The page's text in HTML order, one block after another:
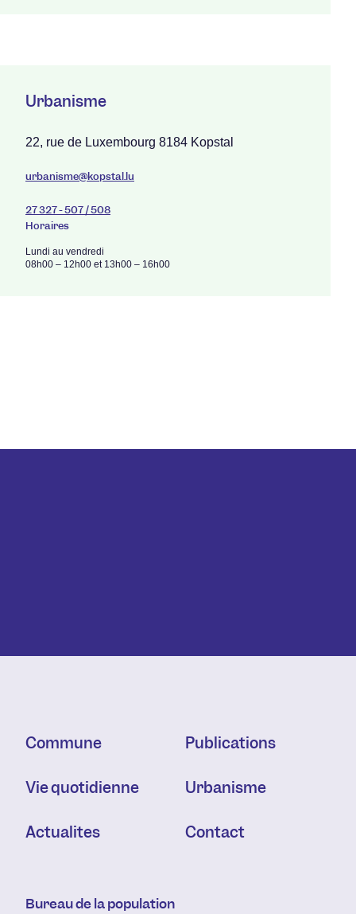
Urbanisme
22, rue de Luxembourg 8184 Kopstal
urbanisme@kopstal.lu
27 327 - 507 / 508
Horaires
Lundi au vendredi
08h00 – 12h00 et 13h00 – 16h00
Commune
Vie quotidienne
Actualités
Publications
Urbanisme
Contact
Bureau de la population